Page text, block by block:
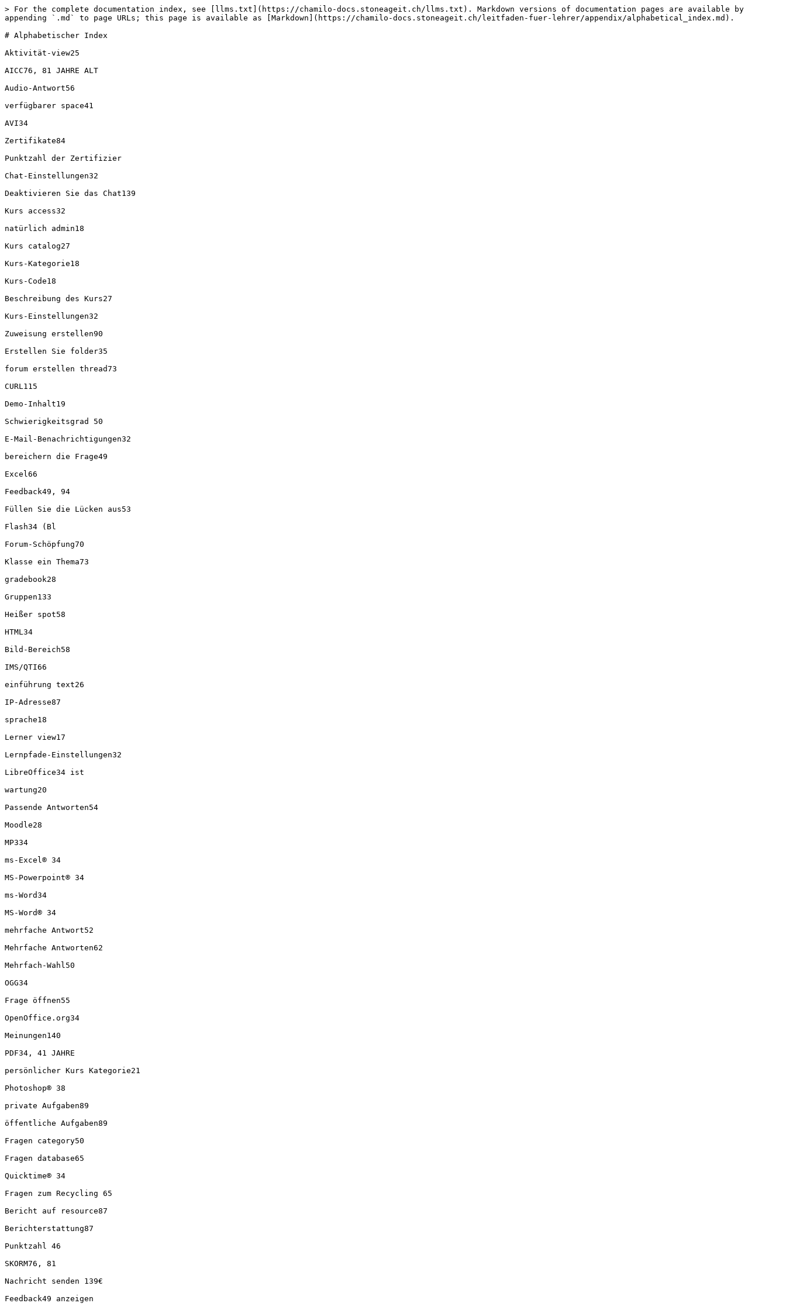
> For the complete documentation index, see [llms.txt](https://chamilo-docs.stoneageit.ch/llms.txt). Markdown versions of documentation pages are available by
appending `.md` to page URLs; this page is available as [Markdown](https://chamilo-docs.stoneageit.ch/leitfaden-fuer-lehrer/appendix/alphabetical_index.md).
# Alphabetischer Index
Aktivität-view25
AICC76, 81 JAHRE ALT
Audio-Antwort56
verfügbarer space41
AVI34
Zertifikate84
Punktzahl der Zertifizier
Chat-Einstellungen32
Deaktivieren Sie das Chat139
Kurs access32
natürlich admin18
Kurs catalog27
Kurs-Kategorie18
Kurs-Code18
Beschreibung des Kurs27
Kurs-Einstellungen32
Zuweisung erstellen90
Erstellen Sie folder35
forum erstellen thread73
CURL115
Demo-Inhalt19
Schwierigkeitsgrad 50
E-Mail-Benachrichtigungen32
bereichern die Frage49
Excel66
Feedback49, 94
Füllen Sie die Lücken aus53
Flash34 (Bl
Forum-Schöpfung70
Klasse ein Thema73
gradebook28
Gruppen133
Heißer spot58
HTML34
Bild-Bereich58
IMS/QTI66
einführung text26
IP-Adresse87
sprache18
Lerner view17
Lernpfade-Einstellungen32
LibreOffice34 ist
wartung20
Passende Antworten54
Moodle28
MP334
ms-Excel® 34
MS-Powerpoint® 34
ms-Word34
MS-Word® 34
mehrfache Antwort52
Mehrfache Antworten62
Mehrfach-Wahl50
OGG34
Frage öffnen55
OpenOffice.org34
Meinungen140
PDF34, 41 JAHRE
persönlicher Kurs Kategorie21
Photoshop® 38
private Aufgaben89
öffentliche Aufgaben89
Fragen category50
Fragen database65
Quicktime® 34
Fragen zum Recycling 65
Bericht auf resource87
Berichterstattung87
Punktzahl 46
SKORM76, 81
Nachricht senden 139€
Feedback49 anzeigen